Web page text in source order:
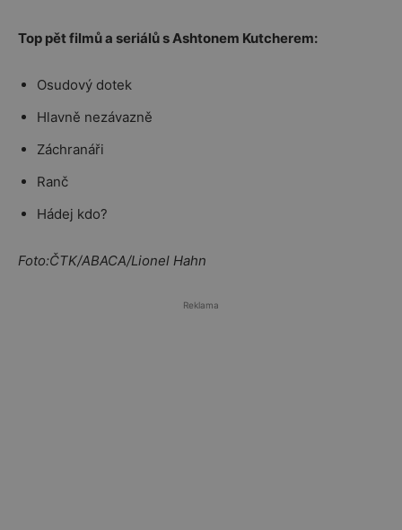
Top pět filmů a seriálů s Ashtonem Kutcherem:
Osudový dotek
Hlavně nezávazně
Záchranáři
Ranč
Hádej kdo?
Foto:ČTK/ABACA/Lionel Hahn
Reklama